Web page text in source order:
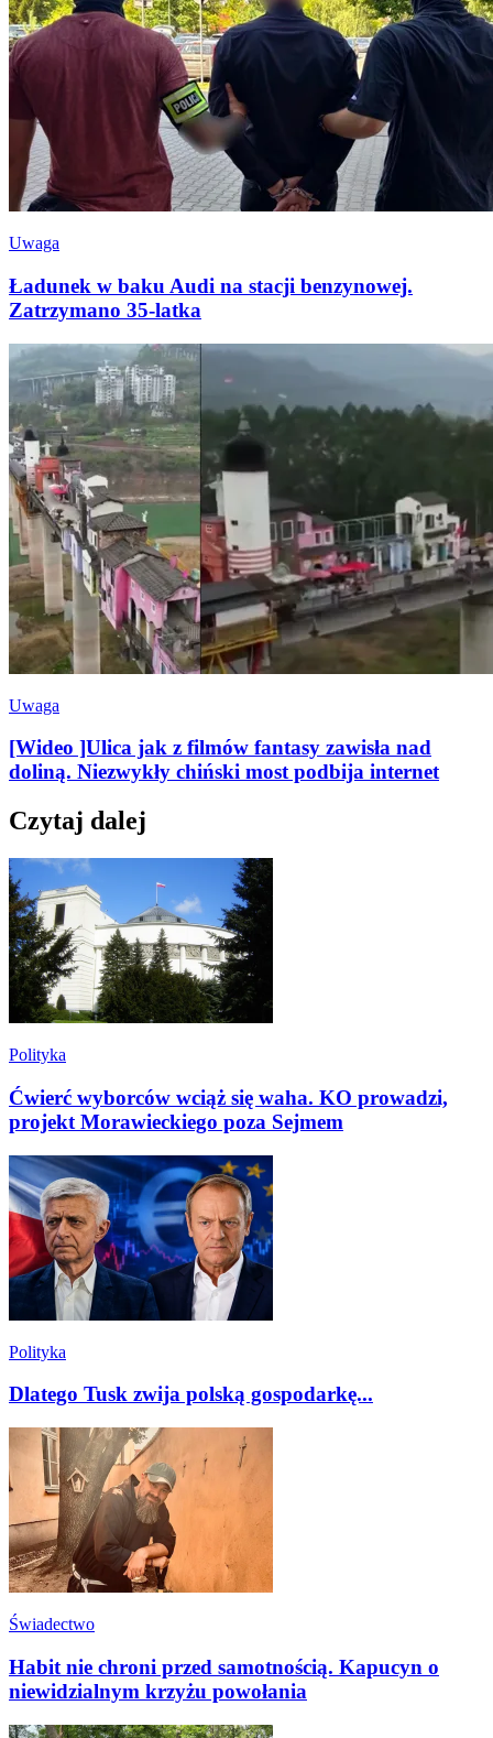
Uwaga
Ładunek w baku Audi na stacji benzynowej.
Zatrzymano 35-latka
Uwaga
[Wideo ]Ulica jak z filmów fantasy zawisła nad
doliną. Niezwykły chiński most podbija internet
Czytaj dalej
Polityka
Ćwierć wyborców wciąż się waha. KO prowadzi,
projekt Morawieckiego poza Sejmem
Polityka
Dlatego Tusk zwija polską gospodarkę...
Świadectwo
Habit nie chroni przed samotnością. Kapucyn o
niewidzialnym krzyżu powołania